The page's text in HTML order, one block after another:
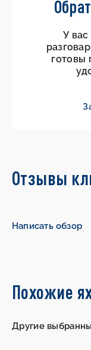
У
готовы
Отзывы
Написать обзор
Похожие
Другие